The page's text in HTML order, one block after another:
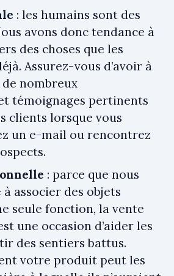
: les humains sont des
avons donc tendance à
des choses que les
Assurez-vous d’avoir à
nombreux
témoignages pertinents
clients lorsque vous
un e-mail ou rencontrez
: parce que nous
associer des objets
seule fonction, la vente
une occasion d’aider les
des sentiers battus.
votre produit peut les